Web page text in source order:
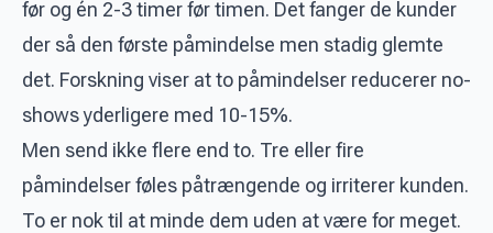
før og én 2-3 timer før timen. Det fanger de kunder
der så den første påmindelse men stadig glemte
det. Forskning viser at to påmindelser reducerer no-
shows yderligere med 10-15%.
Men send ikke flere end to. Tre eller fire
påmindelser føles påtrængende og irriterer kunden.
To er nok til at minde dem uden at være for meget.